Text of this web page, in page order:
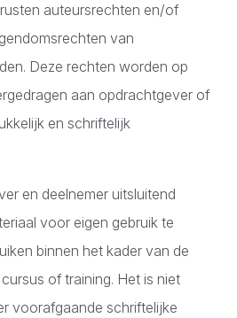
auteursrechten en/of
van
Deze rechten worden op
aan opdrachtgever of
en schriftelijk
en deelnemer uitsluitend
voor eigen gebruik te
binnen het kader van de
of training. Het is niet
voorafgaande schriftelijke